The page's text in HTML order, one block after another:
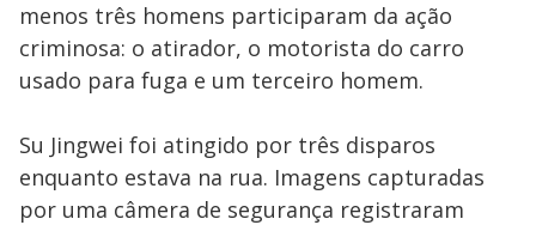
menos três homens participaram da ação
criminosa: o atirador, o motorista do carro
usado para fuga e um terceiro homem.
Su Jingwei foi atingido por três disparos
enquanto estava na rua. Imagens capturadas
por uma câmera de segurança registraram